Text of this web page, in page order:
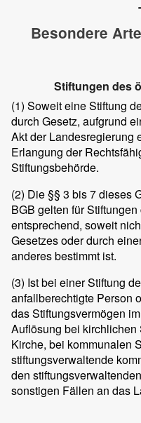
Besondere
Stiftungen des
(1) Soweit eine Stiftung
durch Gesetz, aufgrund
Akt der Landesregierung
Erlangung der
Stiftungsbehörde.
(2) Die §§ 3 bis 7 dieses
BGB gelten für
entsprechend, soweit
Gesetzes oder durch
anderes bestimmt ist.
(3) Ist bei einer Stiftung
anfallberechtigte Person
das Stiftungsvermögen
Auflösung bei
Kirche, bei kommunalen
stiftungsverwaltende
den
sonstigen Fällen an das